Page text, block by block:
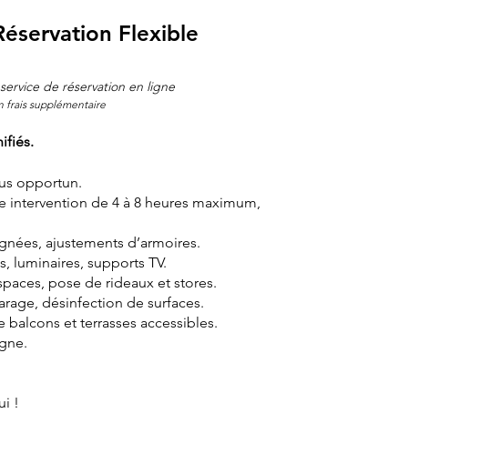
Flexible
de réservation en ligne
frais supplémentaire
opportun.
intervention de 4 à 8 heures maximum,
ajustements d’armoires.
luminaires, supports TV.
pose de rideaux et stores.
désinfection de surfaces.
balcons et terrasses accessibles.
!